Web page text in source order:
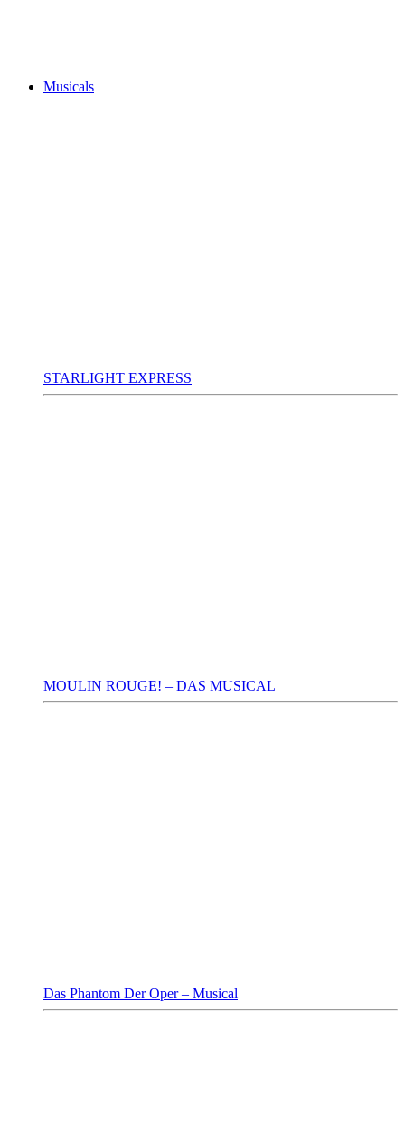
Musicals
STARLIGHT EXPRESS
MOULIN ROUGE! – DAS MUSICAL
Das Phantom Der Oper – Musical